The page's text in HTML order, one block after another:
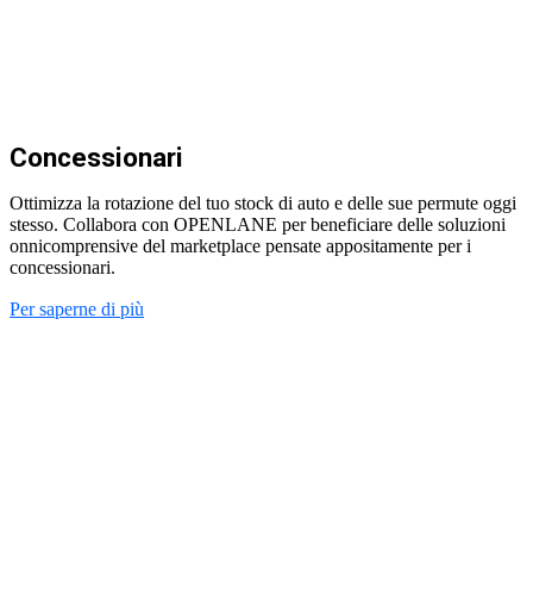
Concessionari
Ottimizza la rotazione del tuo stock di auto e delle sue permute oggi
stesso. Collabora con OPENLANE per beneficiare delle soluzioni
onnicomprensive del marketplace pensate appositamente per i
concessionari.
Per saperne di più